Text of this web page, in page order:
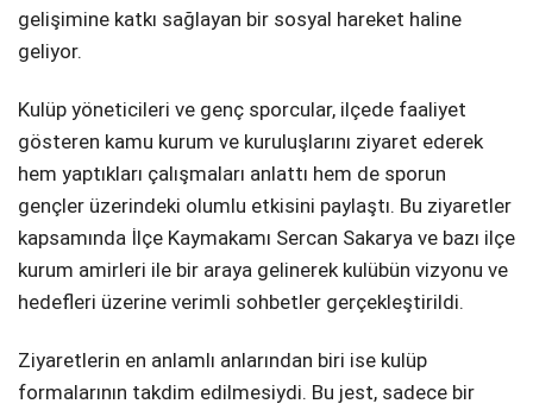
gelişimine katkı sağlayan bir sosyal hareket haline
geliyor.
Kulüp yöneticileri ve genç sporcular, ilçede faaliyet
gösteren kamu kurum ve kuruluşlarını ziyaret ederek
hem yaptıkları çalışmaları anlattı hem de sporun
gençler üzerindeki olumlu etkisini paylaştı. Bu ziyaretler
kapsamında İlçe Kaymakamı Sercan Sakarya ve bazı ilçe
kurum amirleri ile bir araya gelinerek kulübün vizyonu ve
hedefleri üzerine verimli sohbetler gerçekleştirildi.
Ziyaretlerin en anlamlı anlarından biri ise kulüp
formalarının takdim edilmesiydi. Bu jest, sadece bir